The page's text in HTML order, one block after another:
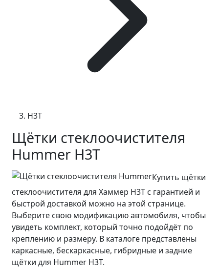
H3T
Щётки стеклоочистителя
Hummer H3T
Купить щётки
стеклоочистителя для Хаммер Н3Т с гарантией и
быстрой доставкой можно на этой странице.
Выберите свою модификацию автомобиля, чтобы
увидеть комплект, который точно подойдёт по
креплению и размеру. В каталоге представлены
каркасные, бескаркасные, гибридные и задние
щётки для Hummer H3T.